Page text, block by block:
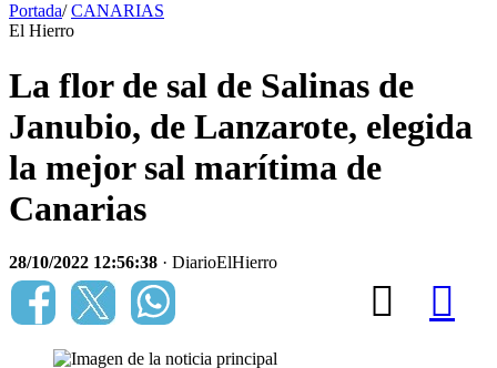
Portada/ CANARIAS
El Hierro
La flor de sal de Salinas de
Janubio, de Lanzarote, elegida
la mejor sal marítima de
Canarias
28/10/2022 12:56:38 · DiarioElHierro